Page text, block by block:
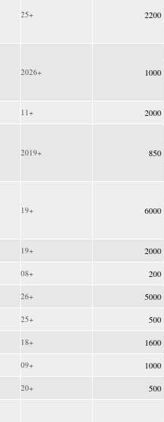
25+ 2200
2026+ 1000
11+ 2000
2019+ 850
19+ 6000
19+ 2000
08+ 200
26+ 5000
25+ 500
18+ 1600
09+ 1000
20+ 500